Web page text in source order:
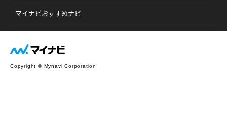
マイナビおすすめナビ
Copyright © Mynavi Corporation